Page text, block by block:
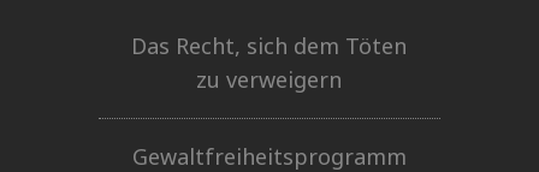
Das Recht, sich dem Töten
zu verweigern
Gewaltfreiheitsprogramm